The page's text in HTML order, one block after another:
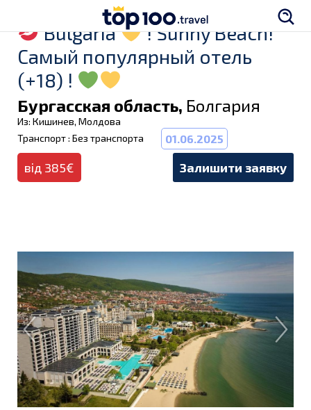
Bulgaria
! Sunny Beach!
Самый популярный отель
(+18) !
Бургасская область, Болгария
Из: Кишинев, Молдова
Транспорт : Без транспорта
01.06.2025
від 385€ Залишити заявку